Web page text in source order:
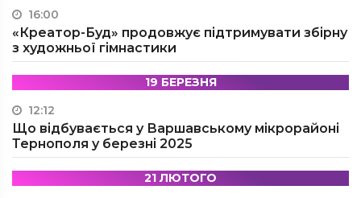
16:00
«Креатор-Буд» продовжує підтримувати збірну
з художньої гімнастики
19 БЕРЕЗНЯ
12:12
Що відбувається у Варшавському мікрорайоні
Тернополя у березні 2025
21 ЛЮТОГО